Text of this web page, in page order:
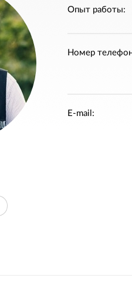
Опыт работы:
Номер
E-mail: